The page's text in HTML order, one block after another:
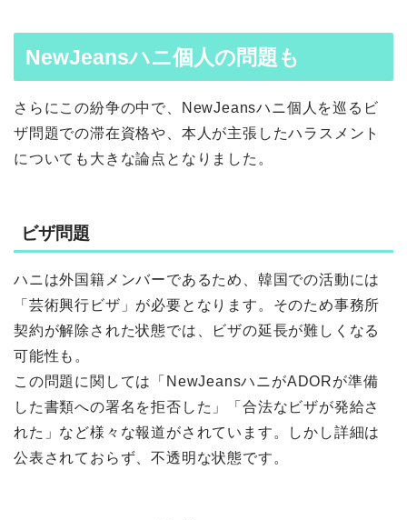
NewJeansハニ個人の問題も
さらにこの紛争の中で、NewJeansハニ個人を巡るビ
ザ問題での滞在資格や、本人が主張したハラスメント
についても大きな論点となりました。
ビザ問題
ハニは外国籍メンバーであるため、韓国での活動には
「芸術興行ビザ」が必要となります。そのため事務所
契約が解除された状態では、ビザの延長が難しくなる
可能性も。
この問題に関しては「NewJeansハニがADORが準備
した書類への署名を拒否した」「合法なビザが発給さ
れた」など様々な報道がされています。しかし詳細は
公表されておらず、不透明な状態です。